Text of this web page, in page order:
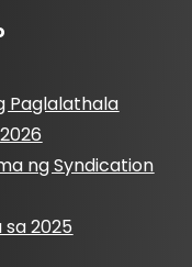
Paglalathala
ng Syndication
2025